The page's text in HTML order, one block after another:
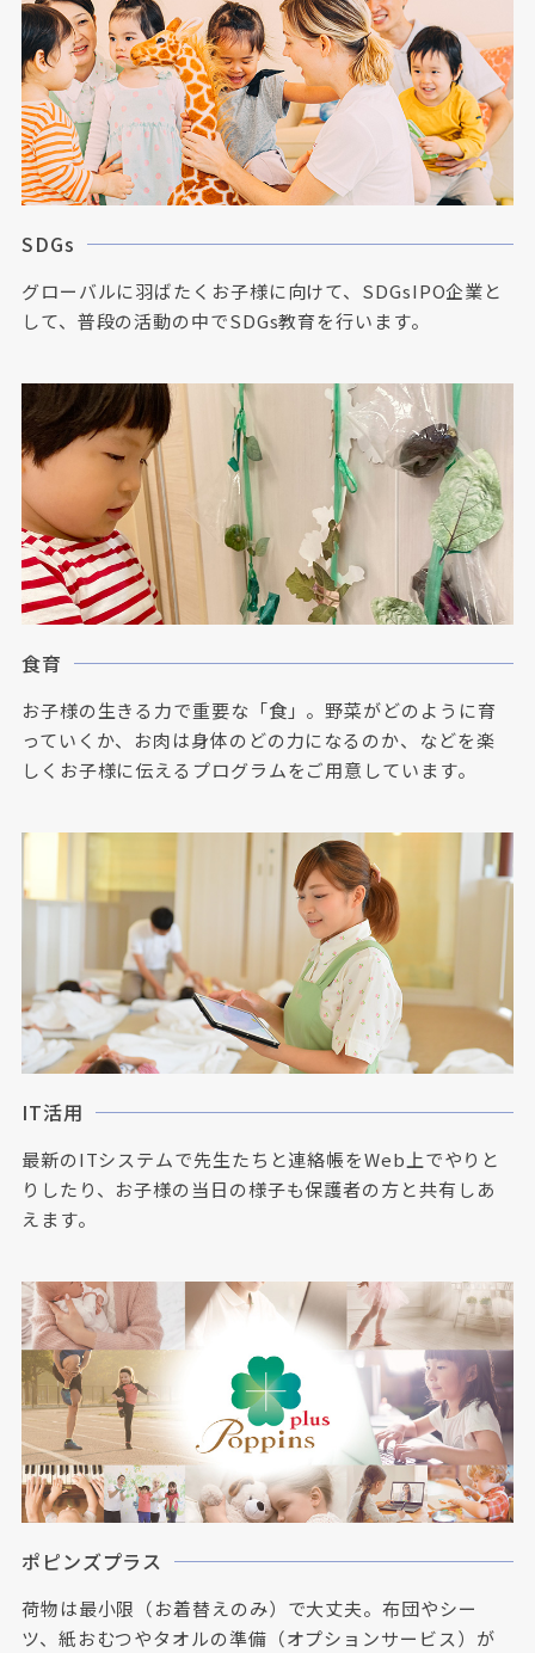
SDGs
グローバルに羽ばたくお子様に向けて、SDGsIPO企業と
して、普段の活動の中でSDGs教育を行います。
食育
お子様の生きる力で重要な「食」。野菜がどのように育
っていくか、お肉は身体のどの力になるのか、などを楽
しくお子様に伝えるプログラムをご用意しています。
IT活用
最新のITシステムで先生たちと連絡帳をWeb上でやりと
りしたり、お子様の当日の様子も保護者の方と共有しあ
えます。
ポピンズプラス
荷物は最小限（お着替えのみ）で大丈夫。布団やシー
ツ、紙おむつやタオルの準備（オプションサービス）が